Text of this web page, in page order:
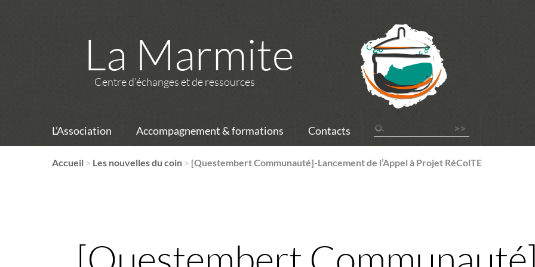
La Marmite
Centre d’échanges et de ressources
L’Association Accompagnement & formations Contacts
Accueil > Les nouvelles du coin > [Questembert Communauté]-Lancement de l’Appel à Projet RéColTE